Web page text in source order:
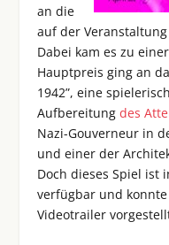
an die
auf der
Dabei kam es zu
Hauptpreis ging an
1942”, eine
Aufbereitungdes
Nazi-Gouverneur in
und einer der
Doch dieses Spiel
verfügbar und
Videotrailer